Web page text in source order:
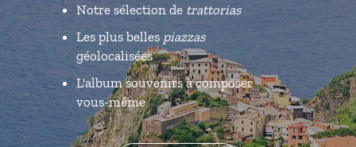
Notre sélection de trattorias
Les plus belles piazzas
géolocalisées
L'album souvenirs à composer
vous-même